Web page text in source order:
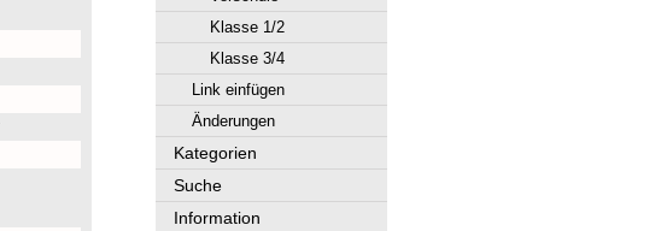
Klasse 1/2
Klasse 3/4
Link einfügen
Änderungen
Kategorien
Suche
Information